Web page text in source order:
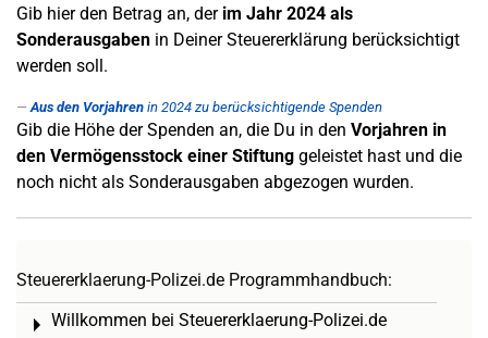
Gib hier den Betrag an, der im Jahr 2024 als
Sonderausgaben in Deiner Steuererklärung berücksichtigt
werden soll.
Aus den Vorjahren in 2024 zu berücksichtigende Spenden
Gib die Höhe der Spenden an, die Du in den Vorjahren in
den Vermögensstock einer Stiftung geleistet hast und die
noch nicht als Sonderausgaben abgezogen wurden.
Steuererklaerung-Polizei.de Programmhandbuch:
Willkommen bei Steuererklaerung-Polizei.de
Toggle menu